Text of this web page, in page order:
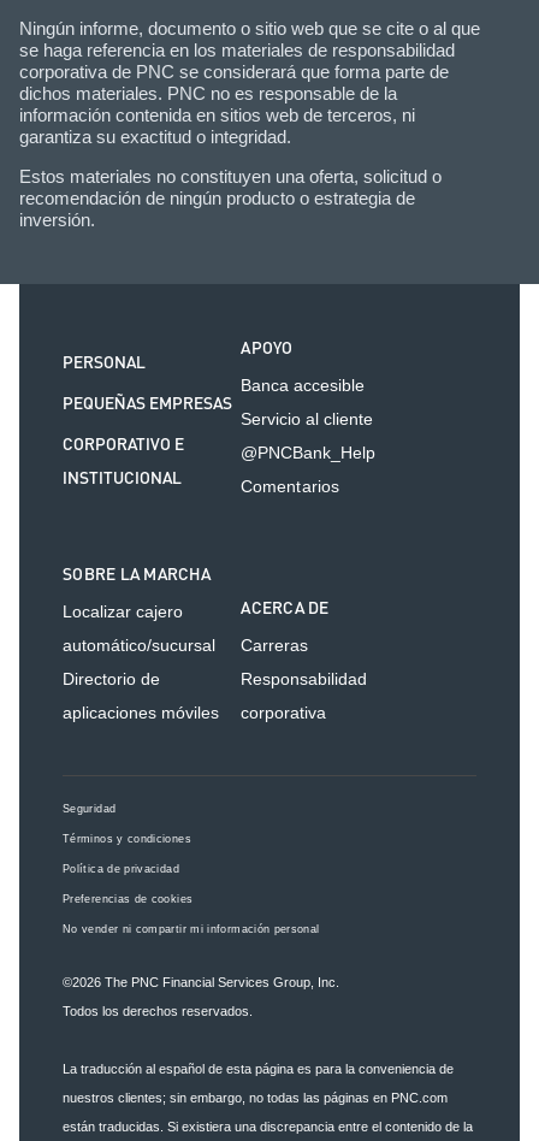
Ningún informe, documento o sitio web que se cite o al que
se haga referencia en los materiales de responsabilidad
corporativa de PNC se considerará que forma parte de
dichos materiales. PNC no es responsable de la
información contenida en sitios web de terceros, ni
garantiza su exactitud o integridad.
Estos materiales no constituyen una oferta, solicitud o
recomendación de ningún producto o estrategia de
inversión.
PERSONAL
PEQUEÑAS EMPRESAS
CORPORATIVO E
INSTITUCIONAL
APOYO
Banca accesible
Servicio al cliente
@PNCBank_Help
Comentarios
SOBRE LA MARCHA
Localizar cajero
automático/sucursal
Directorio de
aplicaciones móviles
ACERCA DE
Carreras
Responsabilidad
corporativa
Seguridad
Términos y condiciones
Política de privacidad
Preferencias de cookies
No vender ni compartir mi información personal
©2026 The PNC Financial Services Group, Inc.
Todos los derechos reservados.
La traducción al español de esta página es para la conveniencia de
nuestros clientes; sin embargo, no todas las páginas en PNC.com
están traducidas. Si existiera una discrepancia entre el contenido de la